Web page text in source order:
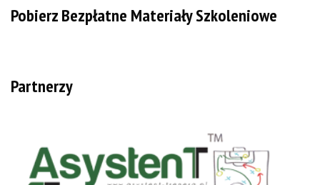
Pobierz Bezpłatne Materiały Szkoleniowe
Partnerzy